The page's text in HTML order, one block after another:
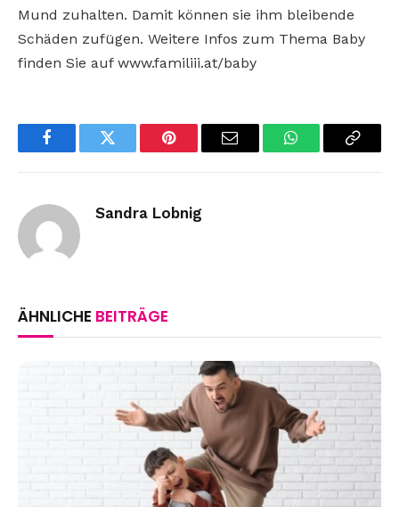
Mund zuhalten. Damit können sie ihm bleibende
Schäden zufügen. Weitere Infos zum Thema Baby
finden Sie auf www.familiii.at/baby
FacebookTwitter Pinterest Email WhatsAppCopy
Sandra Lobnig
ÄHNLICHE BEITRÄGE